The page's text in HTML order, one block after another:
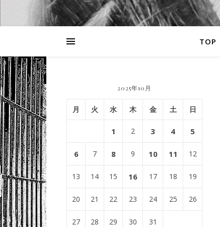
TOP
2025年10月
月 火 水 木 金 土 日
1 2 3 4 5
6 7 8 9 10 11 12
13 14 15 16 17 18 19
20 21 22 23 24 25 26
27 28 29 30 31